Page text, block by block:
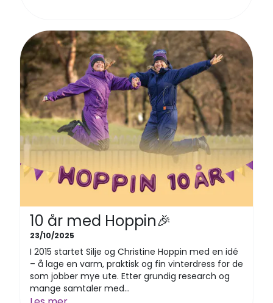
10 år med Hoppin🎉
23/10/2025
I 2015 startet Silje og Christine Hoppin med en idé
– å lage en varm, praktisk og fin vinterdress for de
som jobber mye ute. Etter grundig research og
mange samtaler med...